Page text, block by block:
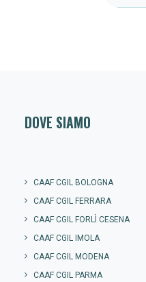
DOVE SIAMO
CAAF CGIL BOLOGNA
CAAF CGIL FERRARA
CAAF CGIL FORLÌ CESENA
CAAF CGIL IMOLA
CAAF CGIL MODENA
CAAF CGIL PARMA